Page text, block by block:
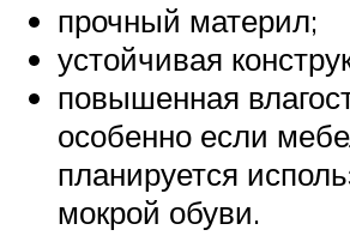
прочный материл;
устойчивая
повышенная
особенно если
планируется
мокрой обуви.